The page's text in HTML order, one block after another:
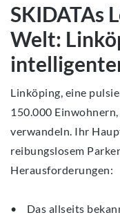
SKIDATAs
Welt:
Linköping, eine
150.000
verwandeln. Ihr
reibungslosem
Herausforderungen:
• Das allseits